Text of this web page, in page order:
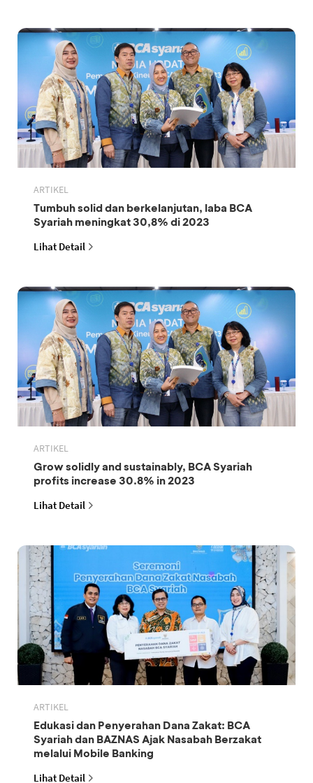
ARTIKEL
Tumbuh solid dan berkelanjutan, laba BCA
Syariah meningkat 30,8% di 2023
Lihat Detail
ARTIKEL
Grow solidly and sustainably, BCA Syariah
profits increase 30.8% in 2023
Lihat Detail
ARTIKEL
Edukasi dan Penyerahan Dana Zakat: BCA
Syariah dan BAZNAS Ajak Nasabah Berzakat
melalui Mobile Banking
Lihat Detail